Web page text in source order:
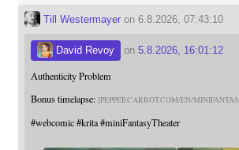
Till Westermayeron 6.8.2026, 07:43:10
David Revoy on 5.8.2026, 16:01:12
Authenticity Problem
Bonus timelapse: PEPPERCARROT.COM/EN/MINIFANTAS
#webcomic #krita #miniFantasyTheater